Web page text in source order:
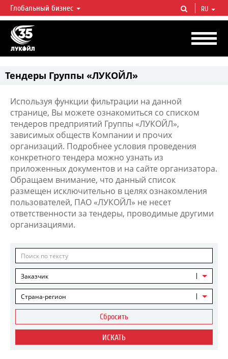
ЛУКОЙЛ СЕГОДНЯ
ЛУКОЙЛ — одна из крупнейших вертикально интегрированных
нефтегазовых компаний в мире, на долю которой приходится более 2%
мировой добычи нефти и около 1% доказанных запасов углеводородов.
Глобальный бизнес RU
Тендеры Группы «ЛУКОЙЛ»
Используя функции фильтрации на данной
странице, Вы можете ознакомиться со списком
тендеров предприятий Группы «ЛУКОЙЛ»,
зависимых обществ Компании и прочих
организаций. Подробнее условия проведения
конкретного тендера можно узнать из
приложенных документов и на сайте организатора.
Обращаем внимание, что данный список
размещен исключительно в целях ознакомления
пользователей, ПАО «ЛУКОЙЛ» не несет
ответственности за тендеры, проводимые другими
организациями.
Заказчик
Страна-регион
Сбросить
ИСКАТЬ